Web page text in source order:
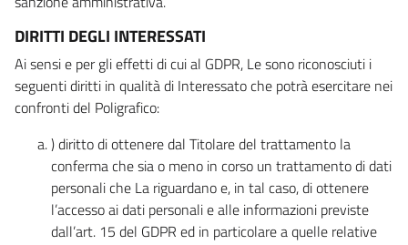
DIRITTI DEGLI INTERESSATI
Ai sensi e per gli effetti di cui al GDPR, Le sono riconosciuti i
seguenti diritti in qualità di Interessato che potrà esercitare nei
confronti del Poligrafico:
) diritto di ottenere dal Titolare del trattamento la
conferma che sia o meno in corso un trattamento di dati
personali che La riguardano e, in tal caso, di ottenere
l’accesso ai dati personali e alle informazioni previste
dall’art. 15 del GDPR ed in particolare a quelle relative